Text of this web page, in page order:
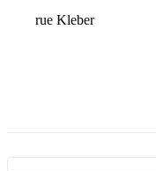
rue Kleber